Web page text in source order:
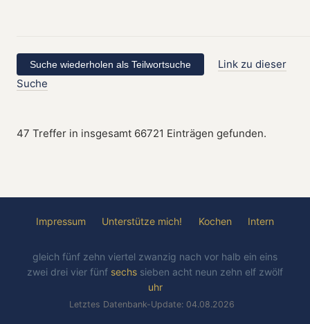
Link zu dieser
Suche
47 Treffer in insgesamt 66721 Einträgen gefunden.
Impressum Unterstütze mich! Kochen Intern
gleich fünf zehn viertel zwanzig nach vor halb ein eins
zwei drei vier fünf sechs sieben acht neun zehn elf zwölf
uhr
Letztes Datenbank-Update: 04.08.2026